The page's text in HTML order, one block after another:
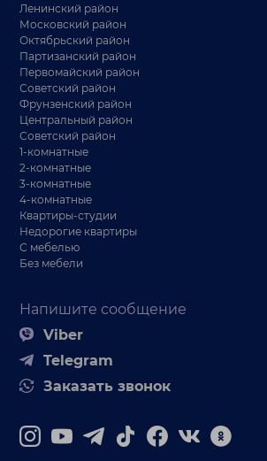
Напишите сообщение
Viber
Telegram
Заказать звонок
Ленинский район
Московский район
Октябрьский район
Партизанский район
Первомайский район
Советский район
Фрунзенский район
Центральный район
Советский район
1-комнатные
2-комнатные
3-комнатные
4-комнатные
Квартиры-студии
Недорогие квартиры
С мебелью
Без мебели